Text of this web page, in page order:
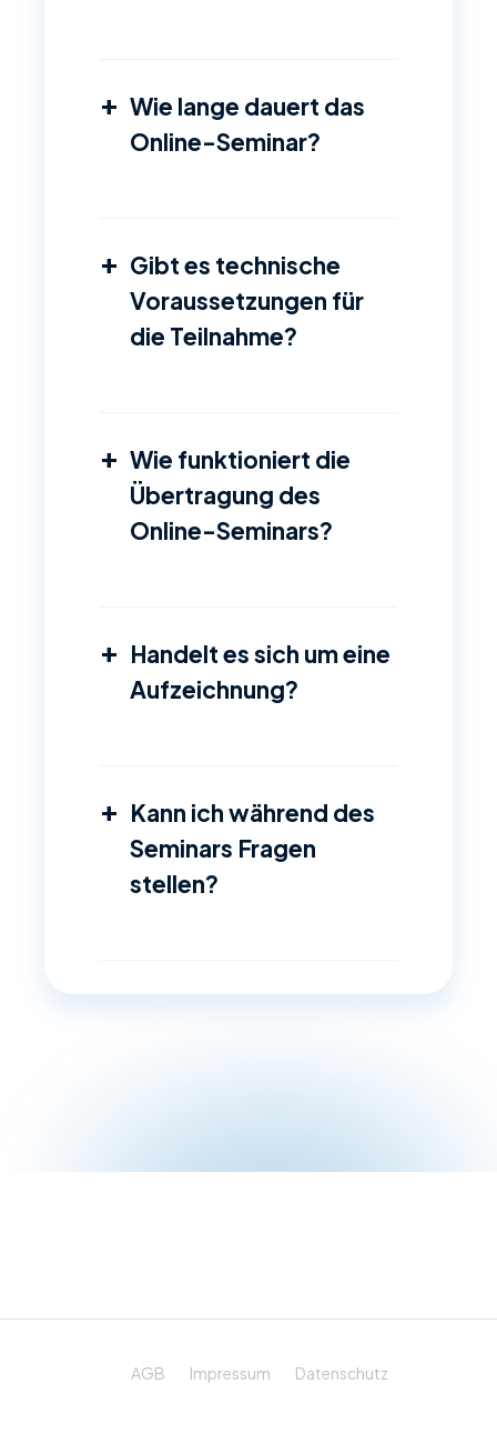
+ Wie lange dauert das
Online-Seminar?
+ Gibt es technische
Voraussetzungen für
die Teilnahme?
+ Wie funktioniert die
Übertragung des
Online-Seminars?
+ Handelt es sich um eine
Aufzeichnung?
+ Kann ich während des
Seminars Fragen
stellen?
AGB Impressum Datenschutz